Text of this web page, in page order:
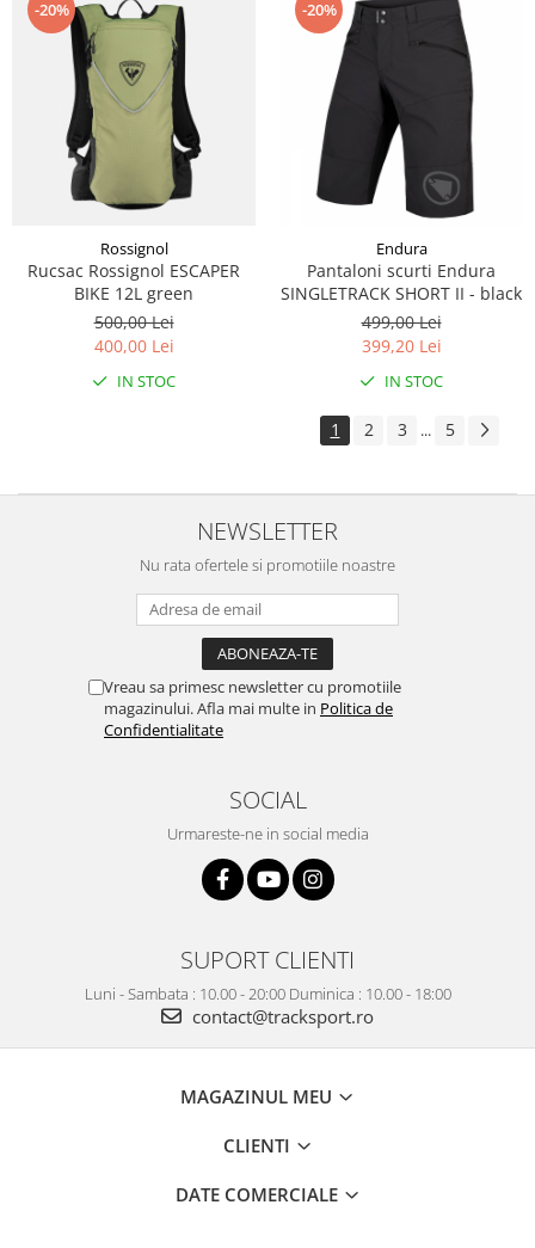
-20%
Rossignol
Rucsac Rossignol ESCAPER
BIKE 12L green
500,00 Lei
400,00 Lei
IN STOC
-20%
Endura
Pantaloni scurti Endura
SINGLETRACK SHORT II - black
499,00 Lei
399,20 Lei
IN STOC
1 2 3 ... 5
NEWSLETTER
Nu rata ofertele si promotiile noastre
Vreau sa primesc newsletter cu promotiile
magazinului. Afla mai multe in Politica de
Confidentialitate
SOCIAL
Urmareste-ne in social media
SUPORT CLIENTI
Luni - Sambata : 10.00 - 20:00 Duminica : 10.00 - 18:00
contact@tracksport.ro
MAGAZINUL MEU
CLIENTI
DATE COMERCIALE